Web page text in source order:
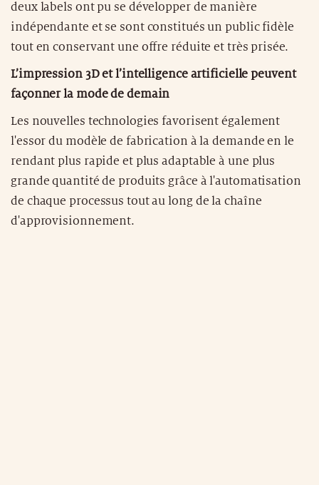
deux labels ont pu se développer de manière
indépendante et se sont constitués un public fidèle
tout en conservant une offre réduite et très prisée.
L’impression 3D et l’intelligence artificielle peuvent
façonner la mode de demain
Les nouvelles technologies favorisent également
l'essor du modèle de fabrication à la demande en le
rendant plus rapide et plus adaptable à une plus
grande quantité de produits grâce à l'automatisation
de chaque processus tout au long de la chaîne
d'approvisionnement.